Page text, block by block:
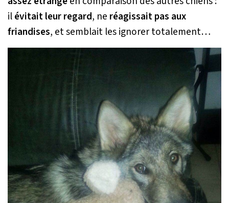
ilévitait leur regard, ne réagissait pas aux
friandises, et semblait les ignorer totalement…